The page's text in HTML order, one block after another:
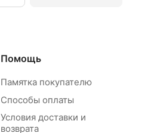
Помощь
Памятка покупателю
Способы оплаты
Условия доставки и
возврата